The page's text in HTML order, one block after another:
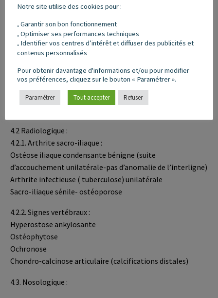
Devant une forme périphérique, les autres rhumatismes
inflammatoires chronique, surtout le syndrome de Fiessinger
Leroy Reiter
les autres rachialgies et radiculalgies d’horaire inflammatoire
(neurinome ostéoblastome- ostéotome ostéoïde)
Risques surtout en l’absence de signe radiologique de confondre
4.2 Radiologique :
4.2.1. Arthrite sacro-iliaque :
Ostéose iliaque condensante bénigne (suite
d’accouchement unilatérale-pas d’anomalie de l’interligne)
Arthrite infectieuse ( tuberculose) unilatérale
Sacro-iliaque sénile- ostéoporose
4.2.2. Signes vertébraux :
Hyperostose ankylosante
Ostéophytose
Ochronose
Chondro-calcinose articulaire (calcifications distales)
4.3. Nosologique :
Notre site utilise des cookies pour :
.Garantir son bon fonctionnement
.Optimiser ses performances techniques
. Identifier vos centres d’intérêt et diffuser des publicités et
contenus personnalisés
Pour obtenir davantage d'informations et/ou pour modifier
vos préférences, cliquez sur le bouton « Paramétrer ».
Paramétrer Tout accepter Refuser